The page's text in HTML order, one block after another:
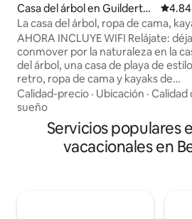
Casa del árbol en Guilderto
nLa casa del árbol, ropa de cama,
fogata, WIFI
AHORA INCLUYE WIFI Relájate: déjate
conmover por la naturaleza en la
del árbol, una casa de playa de estilo
retro, ropa de cama y kayaks de
cortesía. Se admiten mascotas. A solo
100 metros a pie de la playa para
de Guilderton. Disfrute de una bebida
(té y café incluidos) en la gran
que se extiende desde el salón
Calidad-precio · Ubicación · Calidad
sueño
Servicios populares
vacacionales en